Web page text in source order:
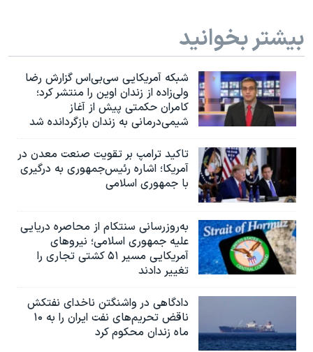
بیشتر بخوانید
شبکه آمریکایی سی‌بی‌‌اس گزارش رضا
ولی‌زاده از زندان اوین را منتشر کرد؛
کامران حکمتی پیش از آغاز
شیمی‌درمانی به زندان بازگردانده شد
تاکید ترامپ بر تقویت صنعت معدن در
آمریکا؛ اشاره رئیس‌جمهوری به درگیری
با جمهوری اسلامی
به‌روزرسانی سنتکام از محاصره دریایی
علیه جمهوری اسلامی؛ نیروهای
آمریکایی مسیر ۵۱ کشتی تجاری را
تغییر دادند
دادگاهی در واشنگتن ناخدای نفتکش
ناقض تحریم‌های نفت ایران را به ۱۰
ماه زندان محکوم کرد